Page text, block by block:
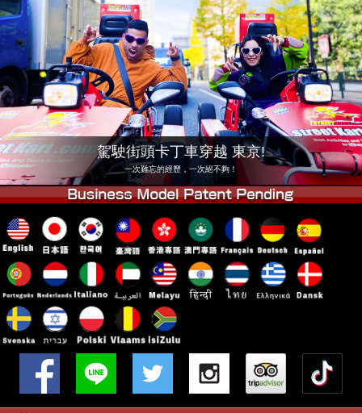
公司 預訂
更換店鋪
東京 品川 #1 東京 秋葉原 #1
東京 秋葉原 #2 東京 澀谷
東京 澀谷附店 東京灣
東京 淺草 大阪
沖繩
駕駛街頭卡丁車穿越 東京!
一次難忘的經歷，一次絕不夠！